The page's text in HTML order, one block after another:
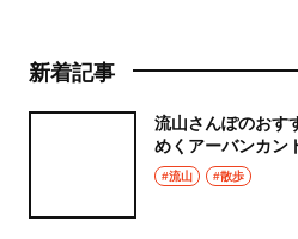
新着記事
流山さんぽのおす
めくアーバンカン
#流山 #散歩